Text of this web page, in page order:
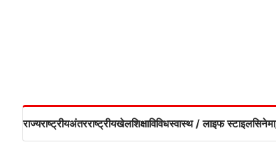
राज्यराष्ट्रीयअंतरराष्ट्रीयखेलशिक्षाविविधस्वास्थ / लाइफ स्टाइल